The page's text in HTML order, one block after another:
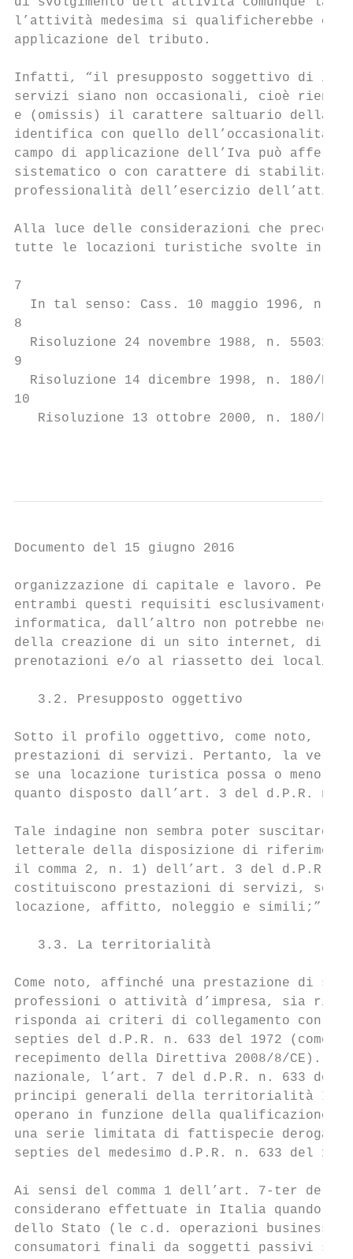
l’attività medesima si qualificherebbe
applicazione del tributo.
Infatti, “il presupposto soggettivo di
servizi siano non occasionali, cioè
e (omissis) il carattere saltuario della
identifica con quello dell’occasionalità;
campo di applicazione dell’Iva può
sistematico o con carattere di stabilità e
professionalità dell’esercizio
Alla luce delle considerazioni che
tutte le locazioni turistiche svolte in via
7
In tal senso: Cass. 10 maggio 1996, n.
8
  Risoluzione 24 novembre 1988, n. 550326.
9
Risoluzione 14 dicembre 1998, n. 180/E-
10
Risoluzione 13 ottobre 2000, n. 180/E-
Documento del 15 giugno 2016
organizzazione di capitale e lavoro.
entrambi questi requisiti esclusivamente
informatica, dall’altro non potrebbe
della creazione di un sito internet, di
prenotazioni e/o al riassetto dei locali.
   3.2. Presupposto oggettivo
Sotto il profilo oggettivo, come noto, le
prestazioni di servizi. Pertanto, la
se una locazione turistica possa o meno
quanto disposto dall’art. 3 del d.P.R. n.
Tale indagine non sembra poter suscitare
letterale della disposizione di
il comma 2, n. 1) dell’art. 3 del d.P.R. n.
costituiscono prestazioni di servizi, se
locazione, affitto, noleggio e simili;”.
   3.3. La territorialità
Come noto, affinché una prestazione di
professioni o attività d’impresa, sia
risponda ai criteri di collegamento
septies del d.P.R. n. 633 del 1972
recepimento della Direttiva 2008/8/CE).
nazionale, l’art. 7 del d.P.R. n. 633
principi generali della territorialità IVA
operano in funzione della qualificazione
una serie limitata di fattispecie
septies del medesimo d.P.R. n. 633 del
Ai sensi del comma 1 dell’art. 7-ter del
considerano effettuate in Italia quando
dello Stato (le c.d. operazioni business to
consumatori finali da soggetti passivi